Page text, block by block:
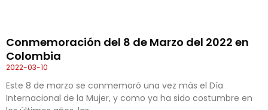
Conmemoración del 8 de Marzo del 2022 en
Colombia
2022-03-10
Este 8 de marzo se conmemoró una vez más el Día
Internacional de la Mujer, y como ya ha sido costumbre en